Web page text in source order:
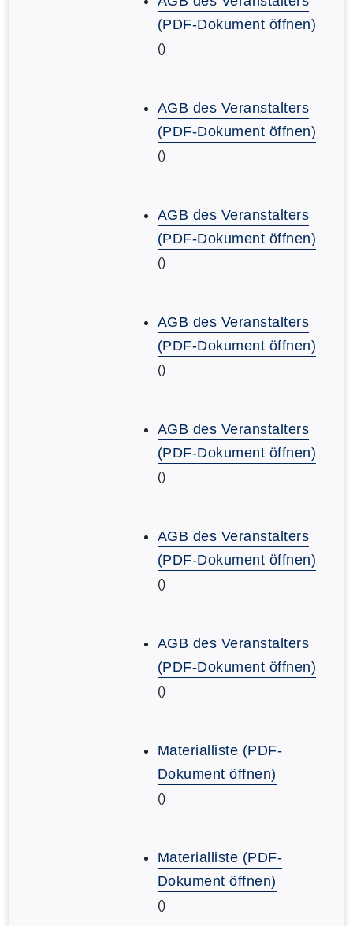
(PDF-Dokument öffnen)
()
AGB des Veranstalters
(PDF-Dokument öffnen)
()
AGB des Veranstalters
(PDF-Dokument öffnen)
()
AGB des Veranstalters
(PDF-Dokument öffnen)
()
AGB des Veranstalters
(PDF-Dokument öffnen)
()
AGB des Veranstalters
(PDF-Dokument öffnen)
()
AGB des Veranstalters
(PDF-Dokument öffnen)
()
Materialliste (PDF-
Dokument öffnen)
()
Materialliste (PDF-
Dokument öffnen)
()